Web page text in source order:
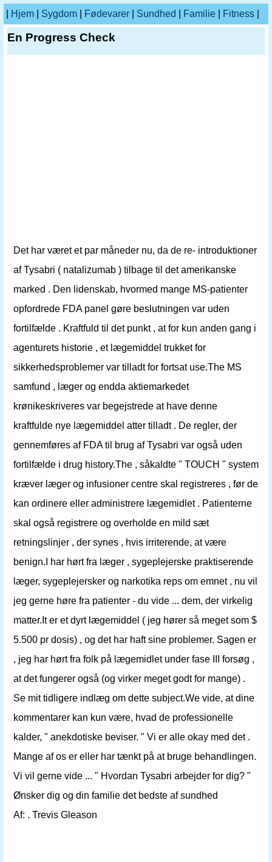
Hjem Sygdom Fødevarer Sundhed Familie Fitness
En Progress Check
Det har været et par måneder nu, da de re- introduktioner
af Tysabri ( natalizumab ) tilbage til det amerikanske
marked . Den lidenskab, hvormed mange MS-patienter
opfordrede FDA panel gøre beslutningen var uden
fortilfælde . Kraftfuld til det punkt , at for kun anden gang i
agenturets historie , et lægemiddel trukket for
sikkerhedsproblemer var tilladt for fortsat use.The MS
samfund , læger og endda aktiemarkedet
krønikeskriveres var begejstrede at have denne
kraftfulde nye lægemiddel atter tilladt . De regler, der
gennemføres af FDA til brug af Tysabri var også uden
fortilfælde i drug history.The , såkaldte " TOUCH " system
kræver læger og infusioner centre skal registreres , før de
kan ordinere eller administrere lægemidlet . Patienterne
skal også registrere og overholde en mild sæt
retningslinjer , der synes , hvis irriterende, at være
benign.I har hørt fra læger , sygeplejerske praktiserende
læger, sygeplejersker og narkotika reps om emnet , nu vil
jeg gerne høre fra patienter - du vide ... dem, der virkelig
matter.It er et dyrt lægemiddel ( jeg hører så meget som $
5.500 pr dosis) , og det har haft sine problemer. Sagen er
, jeg har hørt fra folk på lægemidlet under fase III forsøg ,
at det fungerer også (og virker meget godt for mange) .
Se mit tidligere indlæg om dette subject.We vide, at dine
kommentarer kan kun være, hvad de professionelle
kalder, " anekdotiske beviser. " Vi er alle okay med det .
Mange af os er eller har tænkt på at bruge behandlingen.
Vi vil gerne vide ... " Hvordan Tysabri arbejder for dig? "
Ønsker dig og din familie det bedste af sundhed
Af: . Trevis Gleason